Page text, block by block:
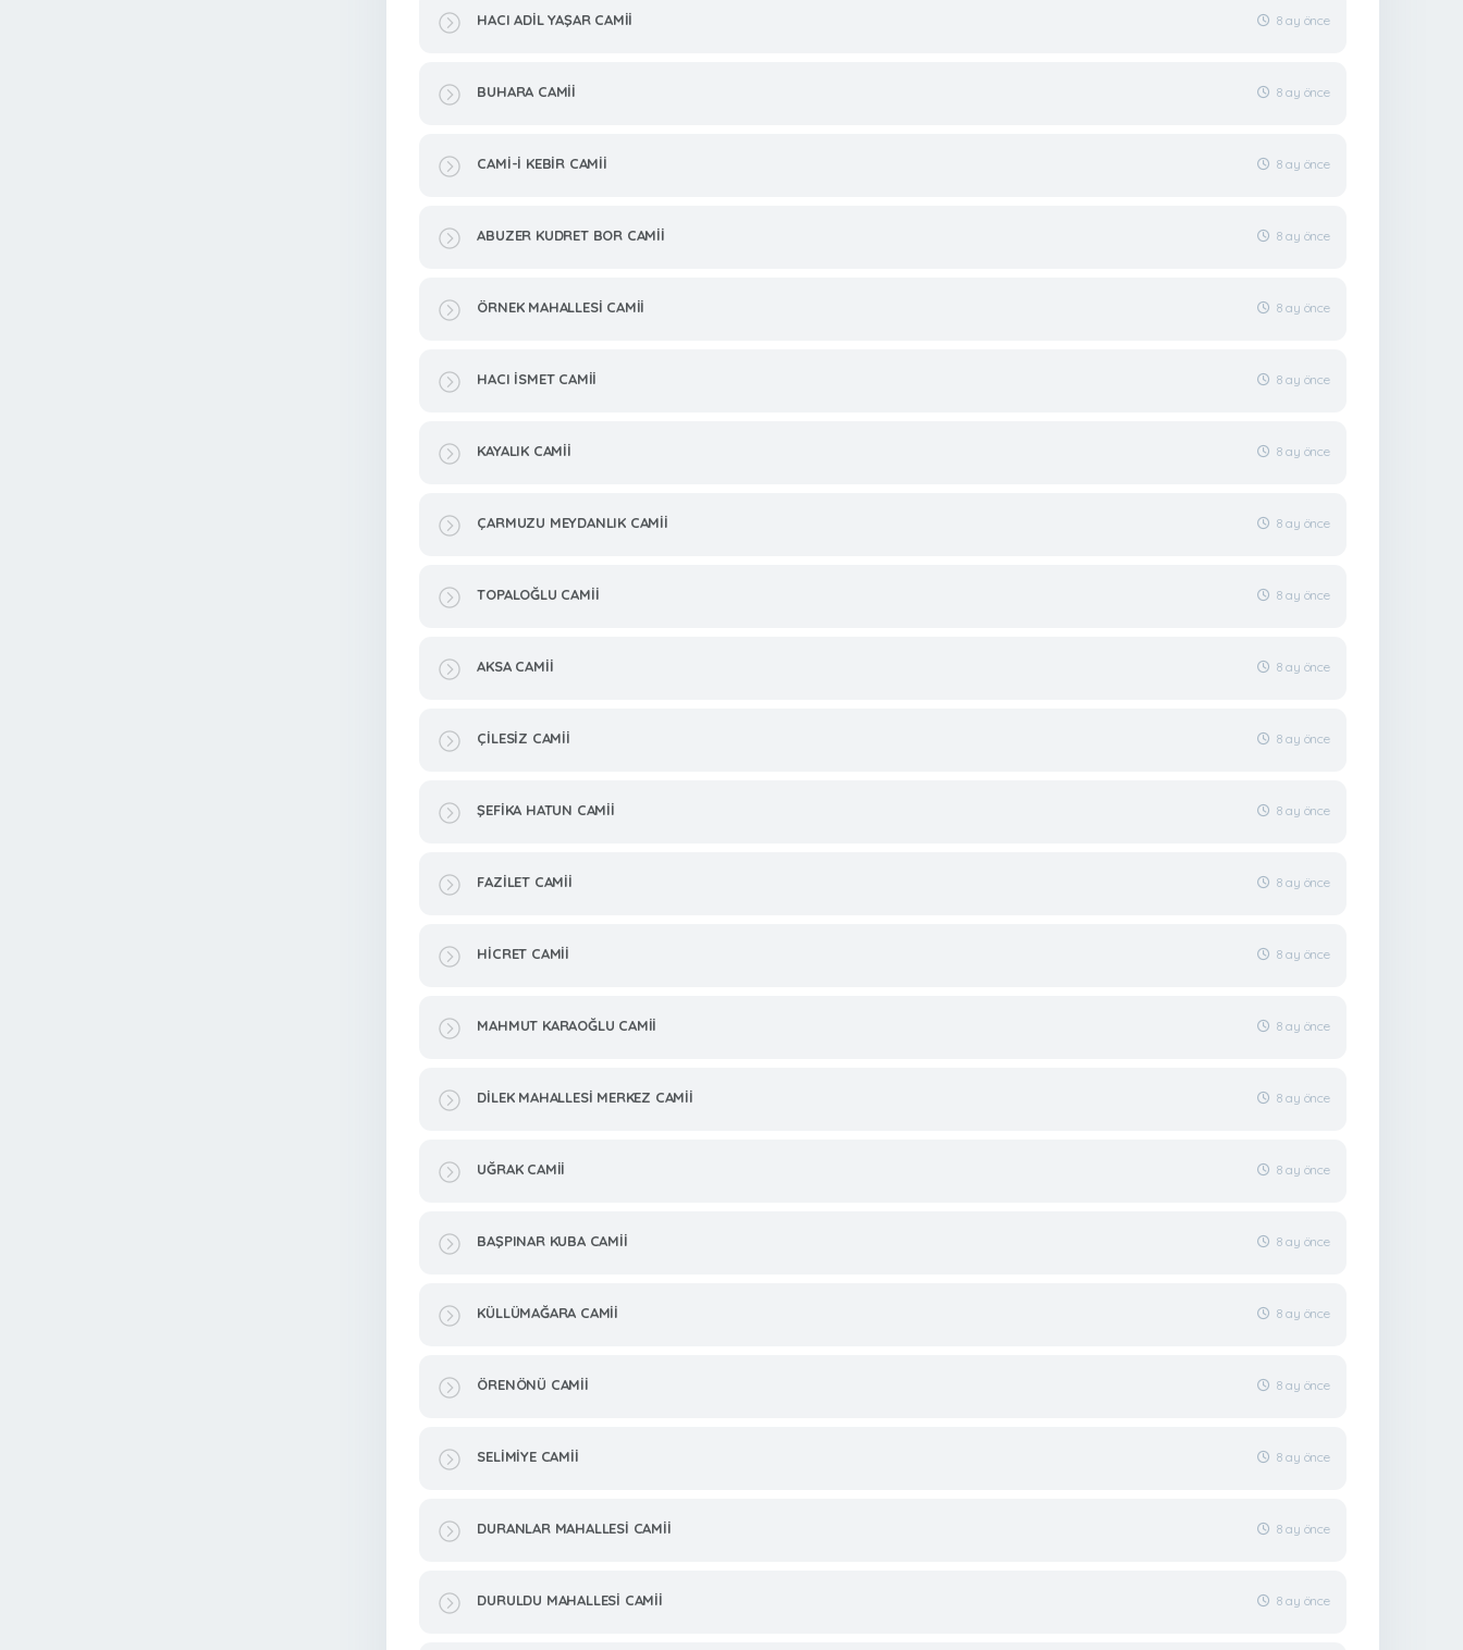
HACI ADİL YAŞAR CAMİİ 8 ay önce
BUHARA CAMİİ 8 ay önce
CAMİ-İ KEBİR CAMİİ 8 ay önce
ABUZER KUDRET BOR CAMİİ 8 ay önce
ÖRNEK MAHALLESİ CAMİİ 8 ay önce
HACI İSMET CAMİİ 8 ay önce
KAYALIK CAMİİ 8 ay önce
ÇARMUZU MEYDANLIK CAMİİ 8 ay önce
TOPALOĞLU CAMİİ 8 ay önce
AKSA CAMİİ 8 ay önce
ÇİLESİZ CAMİİ 8 ay önce
ŞEFİKA HATUN CAMİİ 8 ay önce
FAZİLET CAMİİ 8 ay önce
HİCRET CAMİİ 8 ay önce
MAHMUT KARAOĞLU CAMİİ 8 ay önce
DİLEK MAHALLESİ MERKEZ CAMİİ 8 ay önce
UĞRAK CAMİİ 8 ay önce
BAŞPINAR KUBA CAMİİ 8 ay önce
KÜLLÜMAĞARA CAMİİ 8 ay önce
ÖRENÖNÜ CAMİİ 8 ay önce
SELİMİYE CAMİİ 8 ay önce
DURANLAR MAHALLESİ CAMİİ 8 ay önce
DURULDU MAHALLESİ CAMİİ 8 ay önce